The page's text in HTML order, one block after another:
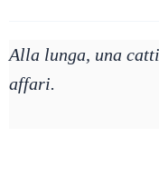
Alla lunga, una
affari.